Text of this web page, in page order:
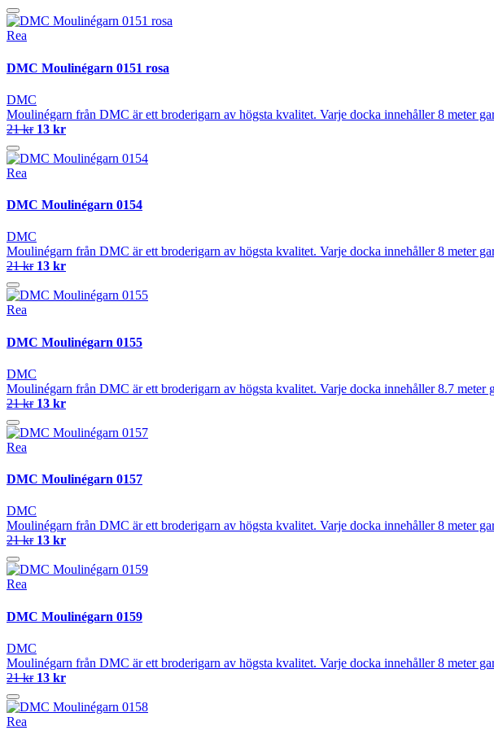
Rea
DMC Moulinégarn 0151 rosa
DMC
Moulinégarn från DMC är ett broderigarn av högsta kvalitet. Varje docka innehåller 8 meter
21 kr 13 kr
Rea
DMC Moulinégarn 0154
DMC
Moulinégarn från DMC är ett broderigarn av högsta kvalitet. Varje docka innehåller 8 meter
21 kr 13 kr
Rea
DMC Moulinégarn 0155
DMC
Moulinégarn från DMC är ett broderigarn av högsta kvalitet. Varje docka innehåller 8.7
21 kr 13 kr
Rea
DMC Moulinégarn 0157
DMC
Moulinégarn från DMC är ett broderigarn av högsta kvalitet. Varje docka innehåller 8 meter
21 kr 13 kr
Rea
DMC Moulinégarn 0159
DMC
Moulinégarn från DMC är ett broderigarn av högsta kvalitet. Varje docka innehåller 8 meter
21 kr 13 kr
Rea